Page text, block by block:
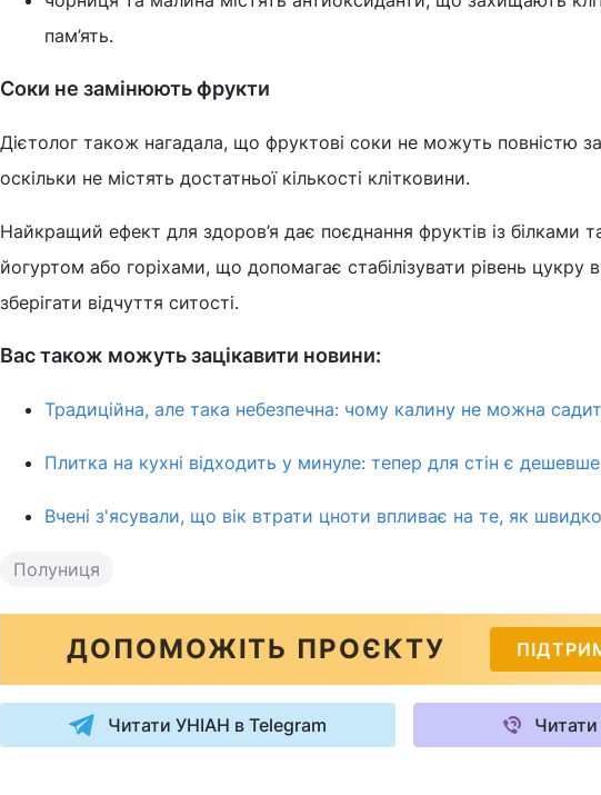
пам’ять.
Соки не замінюють фрукти
Дієтолог також нагадала, що фруктові соки не можуть повністю
оскільки не містять достатньої кількості клітковини.
Найкращий ефект для здоров’я дає поєднання фруктів із білками
йогуртом або горіхами, що допомагає стабілізувати рівень цукру
зберігати відчуття ситості.
Вас також можуть зацікавити новини:
Традиційна, але така небезпечна: чому калину не можна
Плитка на кухні відходить у минуле: тепер для стін є
Вчені з'ясували, що вік втрати цноти впливає на те, як
Полуниця
ДОПОМОЖІТЬ ПРОЄКТУ
Читати УНІАН в Telegram